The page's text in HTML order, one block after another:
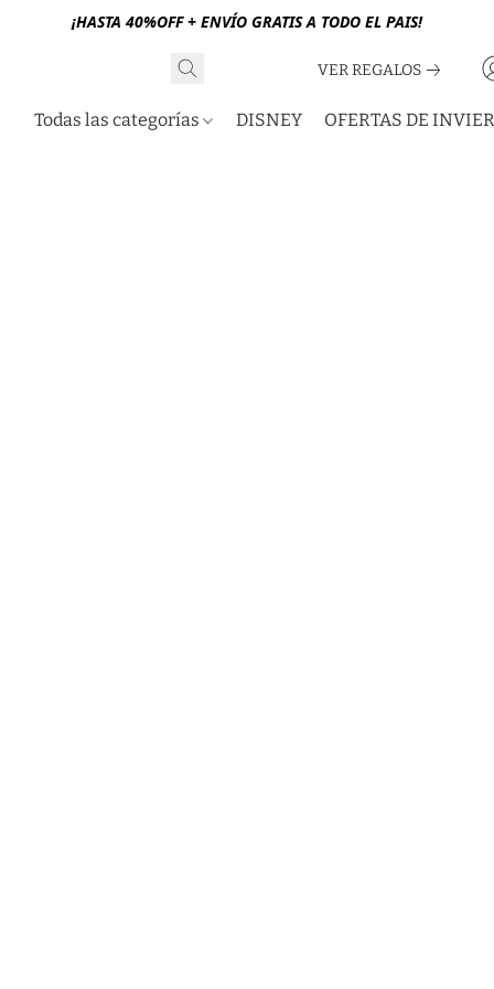
¡HASTA 40%OFF + ENVÍO GRATIS A TODO EL PAIS!
VER REGALOS
Todas las categorías DISNEY OFERTAS DE